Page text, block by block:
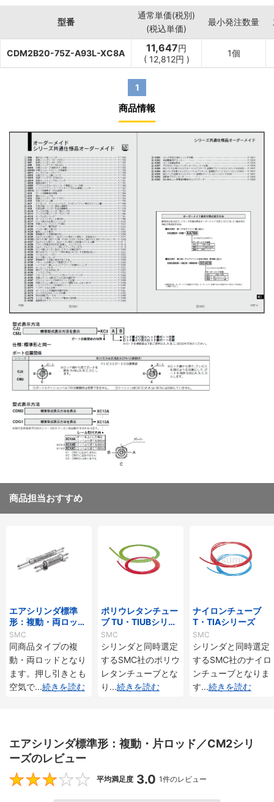
型番
通常単価(税別)
(税込単価)
最小発注数量
CDM2B20-75Z-A93L-XC8A 11,647円
( 12,812円 )
1個
1
商品情報
商品担当おすすめ
エアシリンダ標準
形：複動・両ロッド
／CM2Wシリーズ
SMC
同商品タイプの複
動・両ロッドとなり
ます。押し引きとも
空気で...続きを読む
ポリウレタンチュー
ブ TU・TIUBシリー
ズ
SMC
シリンダと同時選定
するSMC社のポリウ
レタンチューブとな
り ...続きを読む
ナイロンチューブ
T・TIAシリーズ
SMC
シリンダと同時選定
するSMC社のナイロ
ンチューブとなりま
す...続きを読む
エアシリンダ標準形：複動・片ロッド／CM2シリ
ーズのレビュー
3
平均満足度 3.0 1件のレビュー